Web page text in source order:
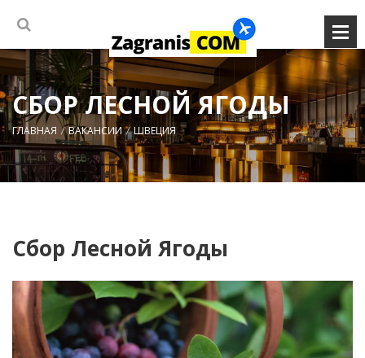
СБОР ЛЕСНОЙ ЯГОДЫ
ГЛАВНАЯ ВАКАНСИИ ШВЕЦИЯ
Сбор Лесной Ягоды